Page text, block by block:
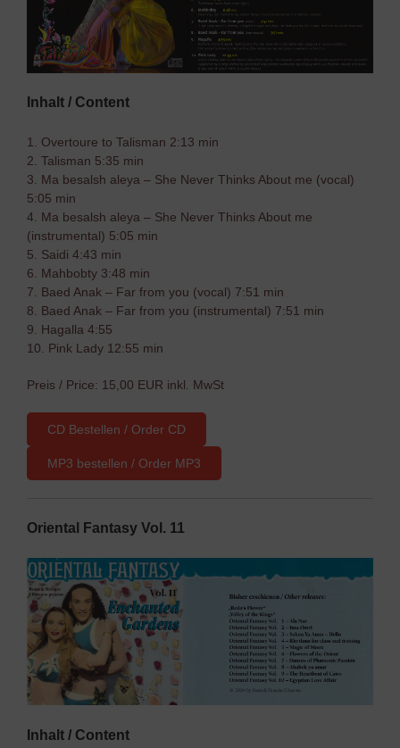
Inhalt / Content
1. Overtoure to Talisman 2:13 min
2. Talisman 5:35 min
3. Ma besalsh aleya – She Never Thinks About me (vocal)
5:05 min
4. Ma besalsh aleya – She Never Thinks About me
(instrumental) 5:05 min
5. Saidi 4:43 min
6. Mahbobty 3:48 min
7. Baed Anak – Far from you (vocal) 7:51 min
8. Baed Anak – Far from you (instrumental) 7:51 min
9. Hagalla 4:55
10. Pink Lady 12:55 min
Preis / Price: 15,00 EUR inkl. MwSt
CD Bestellen / Order CD
MP3 bestellen / Order MP3
Oriental Fantasy Vol. 11
Inhalt / Content